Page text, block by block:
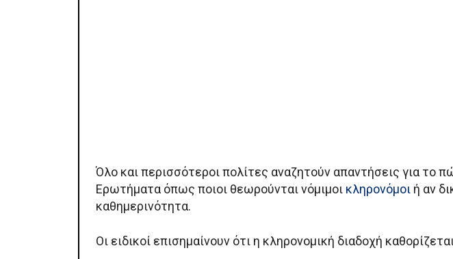
Όλο και περισσότεροι πολίτες αναζητούν απαντήσεις για το
Ερωτήματα όπως ποιοι θεωρούνται νόμιμοι κληρονόμοι ή αν
καθημερινότητα.
Οι ειδικοί επισημαίνουν ότι η κληρονομική διαδοχή